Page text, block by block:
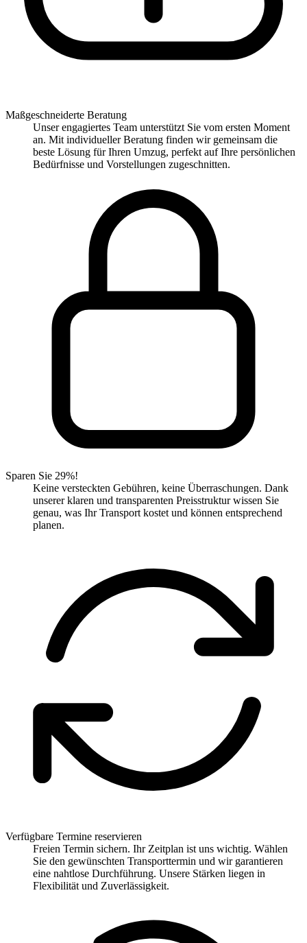
Maßgeschneiderte Beratung
Unser engagiertes Team unterstützt Sie vom ersten Moment
an. Mit individueller Beratung finden wir gemeinsam die
beste Lösung für Ihren Umzug, perfekt auf Ihre persönlichen
Bedürfnisse und Vorstellungen zugeschnitten.
Sparen Sie 29%!
Keine versteckten Gebühren, keine Überraschungen. Dank
unserer klaren und transparenten Preisstruktur wissen Sie
genau, was Ihr Transport kostet und können entsprechend
planen.
Verfügbare Termine reservieren
Freien Termin sichern. Ihr Zeitplan ist uns wichtig. Wählen
Sie den gewünschten Transporttermin und wir garantieren
eine nahtlose Durchführung. Unsere Stärken liegen in
Flexibilität und Zuverlässigkeit.